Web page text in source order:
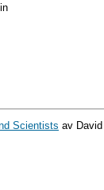
Scientists av